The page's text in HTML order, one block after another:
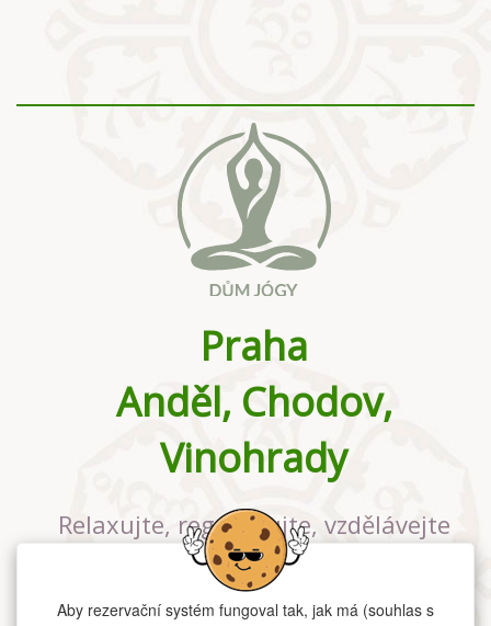
Praha
Anděl, Chodov,
Vinohrady
Relaxujte, regenerujte, vzdělávejte
se v největším jógovém studiu v
Praze
Aby rezervační systém fungoval tak, jak má (souhlas s